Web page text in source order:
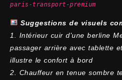
paris-transport-premium
Suggestions de visuels
1. Intérieur cuir d'une berline
passager arrière avec tablette
illustre le confort à bord
2. Chauffeur en tenue sombre